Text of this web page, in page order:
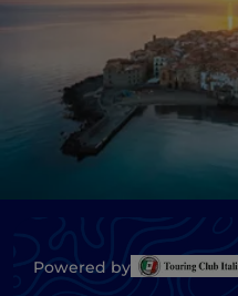
Powered by